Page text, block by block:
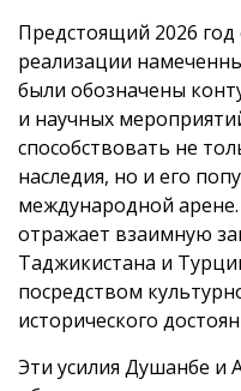
Предстоящий 2026
реализации
были обозначены
и научных
способствовать не
наследия, но и его
международной
отражает взаимную
Таджикистана и
посредством
исторического
Эти усилия Душанбе и